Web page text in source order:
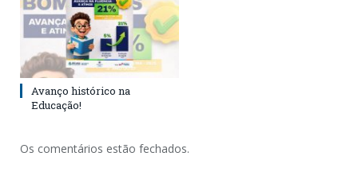
Avanço histórico na
Educação!
Os comentários estão fechados.